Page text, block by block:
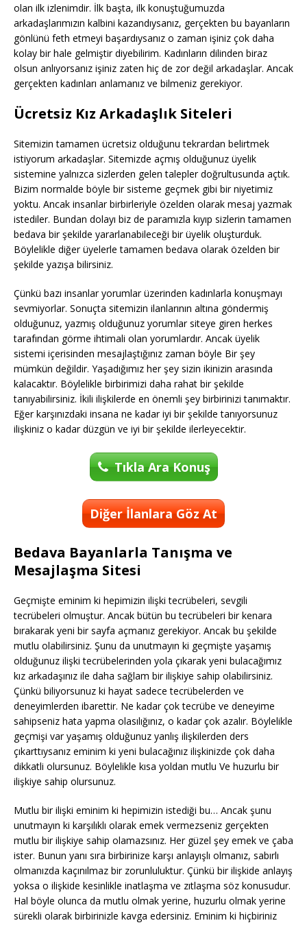
olan ilk izlenimdir. İlk başta, ilk konuştuğumuzda
arkadaşlarımızın kalbini kazandıysanız, gerçekten bu bayanların
gönlünü feth etmeyi başardıysanız o zaman işiniz çok daha
kolay bir hale gelmiştir diyebilirim. Kadınların dilinden biraz
olsun anlıyorsanız işiniz zaten hiç de zor değil arkadaşlar. Ancak
gerçekten kadınları anlamanız ve bilmeniz gerekiyor.
Ücretsiz Kız Arkadaşlık Siteleri
Sitemizin tamamen ücretsiz olduğunu tekrardan belirtmek
istiyorum arkadaşlar. Sitemizde açmış olduğunuz üyelik
sistemine yalnızca sizlerden gelen talepler doğrultusunda açtık.
Bizim normalde böyle bir sisteme geçmek gibi bir niyetimiz
yoktu. Ancak insanlar birbirleriyle özelden olarak mesaj yazmak
istediler. Bundan dolayı biz de paramızla kıyıp sizlerin tamamen
bedava bir şekilde yararlanabileceği bir üyelik oluşturduk.
Böylelikle diğer üyelerle tamamen bedava olarak özelden bir
şekilde yazışa bilirsiniz.
Çünkü bazı insanlar yorumlar üzerinden kadınlarla konuşmayı
sevmiyorlar. Sonuçta sitemizin ilanlarının altına göndermiş
olduğunuz, yazmış olduğunuz yorumlar siteye giren herkes
tarafından görme ihtimali olan yorumlardır. Ancak üyelik
sistemi içerisinden mesajlaştığınız zaman böyle Bir şey
mümkün değildir. Yaşadığımız her şey sizin ikinizin arasında
kalacaktır. Böylelikle birbirimizi daha rahat bir şekilde
tanıyabilirsiniz. İkili ilişkilerde en önemli şey birbirinizi tanımaktır.
Eğer karşınızdaki insana ne kadar iyi bir şekilde tanıyorsunuz
ilişkiniz o kadar düzgün ve iyi bir şekilde ilerleyecektir.
Tıkla Ara Konuş
Diğer İlanlara Göz At
Bedava Bayanlarla Tanışma ve
Mesajlaşma Sitesi
Geçmişte eminim ki hepimizin ilişki tecrübeleri, sevgili
tecrübeleri olmuştur. Ancak bütün bu tecrübeleri bir kenara
bırakarak yeni bir sayfa açmanız gerekiyor. Ancak bu şekilde
mutlu olabilirsiniz. Şunu da unutmayın ki geçmişte yaşamış
olduğunuz ilişki tecrübelerinden yola çıkarak yeni bulacağımız
kız arkadaşınız ile daha sağlam bir ilişkiye sahip olabilirsiniz.
Çünkü biliyorsunuz ki hayat sadece tecrübelerden ve
deneyimlerden ibarettir. Ne kadar çok tecrübe ve deneyime
sahipseniz hata yapma olasılığınız, o kadar çok azalır. Böylelikle
geçmişi var yaşamış olduğunuz yanlış ilişkilerden ders
çıkarttıysanız eminim ki yeni bulacağınız ilişkinizde çok daha
dikkatli olursunuz. Böylelikle kısa yoldan mutlu Ve huzurlu bir
ilişkiye sahip olursunuz.
Mutlu bir ilişki eminim ki hepimizin istediği bu… Ancak şunu
unutmayın ki karşılıklı olarak emek vermezseniz gerçekten
mutlu bir ilişkiye sahip olamazsınız. Her güzel şey emek ve çaba
ister. Bunun yanı sıra birbirinize karşı anlayışlı olmanız, sabırlı
olmanızda kaçınılmaz bir zorunluluktur. Çünkü bir ilişkide anlayış
yoksa o ilişkide kesinlikle inatlaşma ve zıtlaşma söz konusudur.
Hal böyle olunca da mutlu olmak yerine, huzurlu olmak yerine
sürekli olarak birbirinizle kavga edersiniz. Eminim ki hiçbiriniz